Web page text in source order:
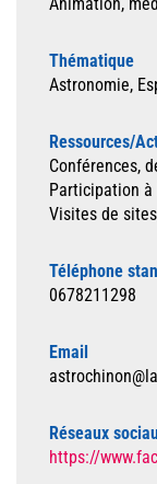
Thématique
Astronomie,
Ressources/
Conférences,
Participation à
Visites de
Téléphone
0678211298
Email
Réseaux
https://